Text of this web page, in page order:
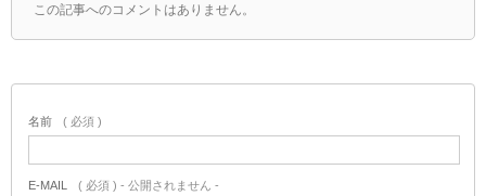
この記事へのコメントはありません。
名前 ( 必須 )
E-MAIL ( 必須 ) - 公開されません -